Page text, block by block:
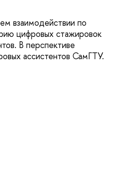
взаимодействии по
цифровых стажировок
В перспективе
ассистентов СамГТУ.